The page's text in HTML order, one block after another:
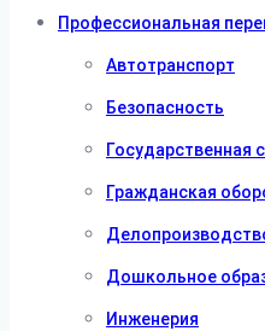
Профессиональная
Автотранспорт
Безопасность
Государственная
Гражданская
Дошкольное
Инженерия